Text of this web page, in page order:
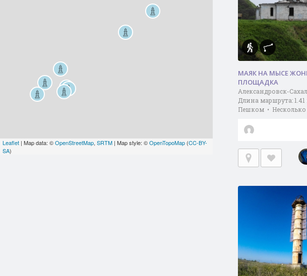
Leaflet | Map data: ©OpenStreetMap, SRTM | Map style: ©OpenTopoMap (CC-BY-
SA)
МАЯК НА МЫСЕ
ПЛОЩАДКА
Александровск-
Длина маршрута:
Пешком •